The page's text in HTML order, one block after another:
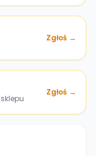
Zgłoś →
Zgłoś →